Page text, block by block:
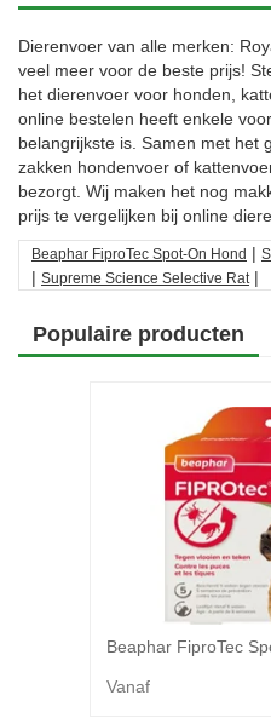
Dierenvoer van alle merken:
veel meer voor de beste prijs!
het dierenvoer voor honden,
online bestelen heeft enkele
belangrijkste is. Samen met het
zakken hondenvoer of
bezorgt. Wij maken het nog
prijs te vergelijken bij online
Beaphar FiproTec Spot-On Hond |
| Supreme Science Selective Rat |
Populaire producten
Vanaf